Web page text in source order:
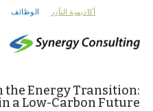
أكاديمية التآزر الوظائف
U
the Energy Transition:
a Low-Carbon Future